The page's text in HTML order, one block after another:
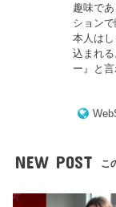
趣味で
ション
本人は
込まれ
ー 』と
NEW POST こ